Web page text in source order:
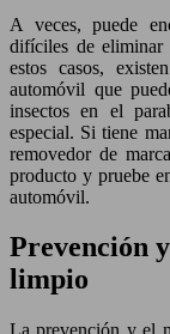
A veces, puede
difíciles de eliminar
estos casos,
automóvil que
insectos en el
especial. Si tiene
removedor de
producto y pruebe
automóvil.
Prevención
limpio